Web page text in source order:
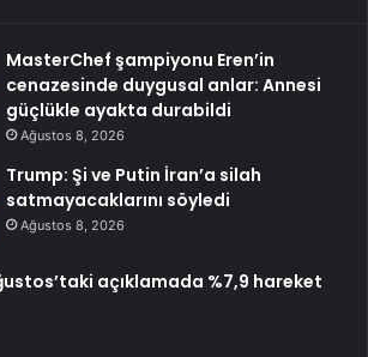
MasterChef şampiyonu Eren’in
cenazesinde duygusal anlar: Annesi
güçlükle ayakta durabildi
Ağustos 8, 2026
Trump: Şi ve Putin İran’a silah
satmayacaklarını söyledi
Ağustos 8, 2026
açıklamada %7,9 hareket